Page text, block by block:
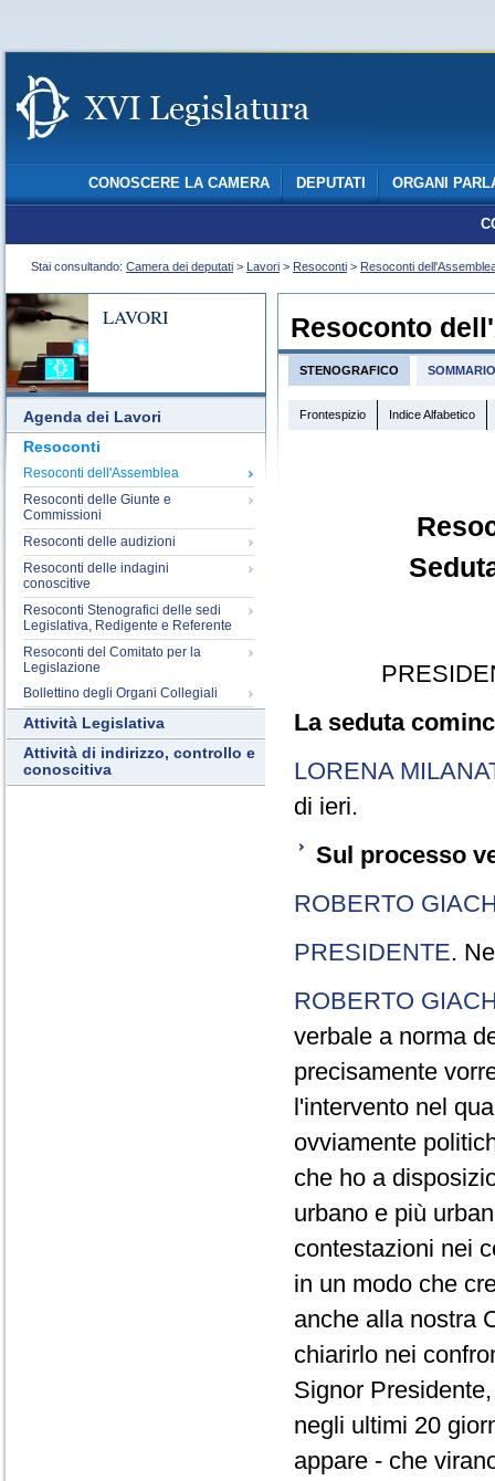
CONOSCERE LA CAMERA DEPUTATI ORGANI
Stai consultando: Camera dei deputati > Lavori > Resoconti > Resoconti
LAVORI
Agenda dei Lavori
Resoconti
Resoconti dell'Assemblea
Resoconti delle Giunte e
Commissioni
Resoconti delle audizioni
Resoconti delle indagini
conoscitive
Resoconti Stenografici delle sedi
Legislativa, Redigente e Referente
Resoconti del Comitato per la
Legislazione
Bollettino degli Organi Collegiali
Attività Legislativa
Attività di indirizzo, controllo e
conoscitiva
Resoconto
STENOGRAFICO SOMMARIO
Frontespizio Indice Alfabetico
La seduta
LORENA
di ieri.
Sul processo
ROBERTO
PRESIDENTE.
ROBERTO
verbale a norma
precisamente
l'intervento nel
ovviamente
che ho a
urbano e più
contestazioni nei
in un modo che
anche alla nostra
chiarirlo nei
Signor
negli ultimi 20
appare - che